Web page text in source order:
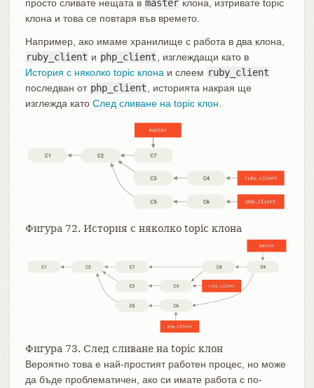
просто сливате нещата в master клона, изтривате topic
клона и това се повтаря във времето.
Например, ако имаме хранилище с работа в два клона,
ruby_client и php_client
, изглеждащи като в
История с няколко topic клона и слеем ruby_client
последван от php_client
, историята накрая ще
изглежда като След сливане на topic клон
Фигура 72. История с няколко topic клона
Фигура 73. След сливане на topic клон
Вероятно това е най-простият работен процес, но може
да бъде проблематичен, ако си имате работа с по-